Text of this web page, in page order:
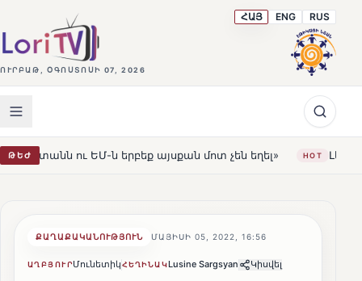
ՈՒՐԲԱԹ, ՕԳՈՍՏՈՍԻ 07, 2026
ՀԱՅ ENG RUS
ԹԵԺ
երբեք այսքան մոտ չեն եղել» HOT Լեռնահովիտի Սուրբ
ՔԱՂԱՔԱԿԱՆՈՒԹՅՈՒՆ ՄԱՅԻՍԻ 05, 2022, 16:56
ԱՂԲՅՈՒՐՄունետիկՀԵՂԻՆԱԿLusine Sargsyan Կիսվել